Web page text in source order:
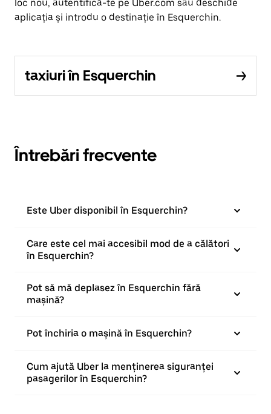
loc nou, autentifică-te pe Uber.com sau deschide
aplicația și introdu o destinație în Esquerchin.
taxiuri în Esquerchin
Întrebări frecvente
Este Uber disponibil în Esquerchin?
Care este cel mai accesibil mod de a călători
în Esquerchin?
Pot să mă deplasez în Esquerchin fără
mașină?
Pot închiria o mașină în Esquerchin?
Cum ajută Uber la menținerea siguranței
pasagerilor în Esquerchin?